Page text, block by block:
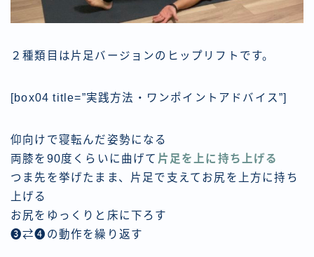
２種類目は片足バージョンのヒップリフトです。
[box04 title=”実践方法・ワンポイントアドバイス”]
仰向けで寝転んだ姿勢になる
両膝を90度くらいに曲げて 片足を上に持ち上げる
つま先を挙げたまま、片足で支えてお尻を上方に持ち
上げる
お尻をゆっくりと床に下ろす
❸⇄❹の動作を繰り返す